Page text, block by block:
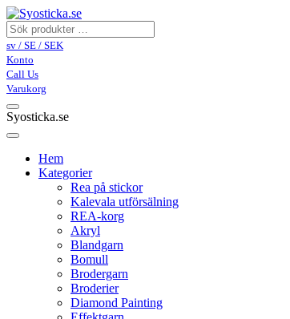
sv / SE / SEK
Konto
Call Us
Varukorg
Syosticka.se
Hem
Kategorier
Rea på stickor
Kalevala utförsälning
REA-korg
Akryl
Blandgarn
Bomull
Brodergarn
Broderier
Diamond Painting